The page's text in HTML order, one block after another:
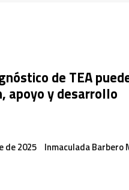
de TEA
apoyo y desarrollo
de 2025 Inmaculada Barbero